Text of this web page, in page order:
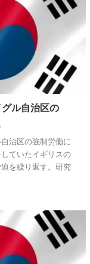
ル自治区の
治区の強制労働に
ていたイギリスの
を繰り返す。研究